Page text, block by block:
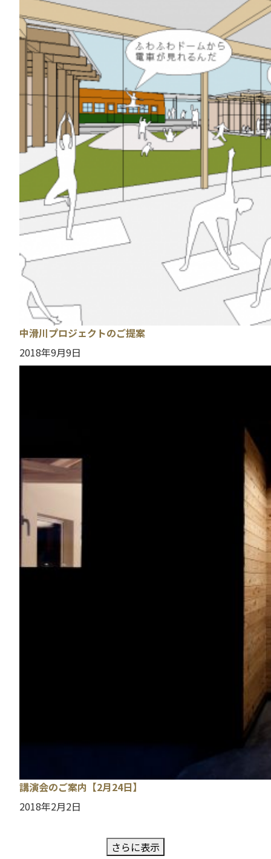
中滑川プロジェクトのご提案
2018年9月9日
講演会のご案内【2月24日】
2018年2月2日
さらに表示